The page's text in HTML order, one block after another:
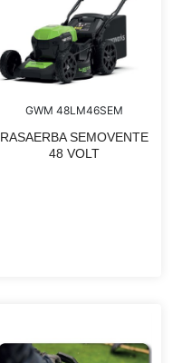
GWM 48LM46SEM
RASAERBA SEMOVENTE
48 VOLT